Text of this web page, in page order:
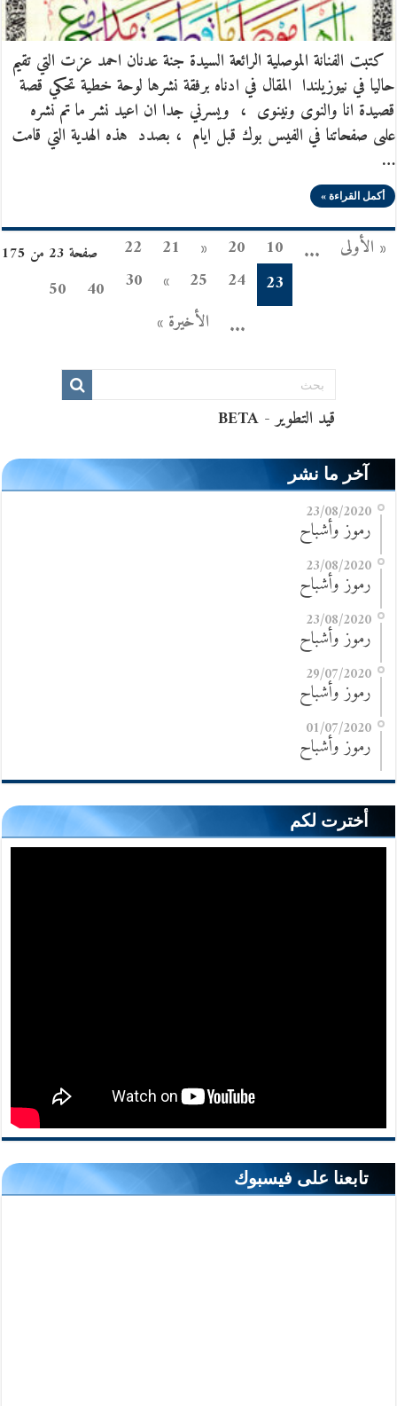
كتبت الفنانة الموصلية الرائعة السيدة جنة عدنان احمد عزت التي تقيم
حاليا في نيوزيلندا المقال في ادناه برفقة نشرها لوحة خطية تحكي قصة
قصيدة انا والنوى ونينوى ، ويسرني جدا ان اعيد نشر ما تم نشره
علىى صفحاتنا في الفيس بوك قبل ايام ، بصدد هذه الهدية التي قامت
…
أكمل القراءة »
صفحة 23 من 175 « الأولى ...
10
20
«
21
22
23
24
25
»
30
40
50
...
الأخيرة »
آخر ما نشر
23/08/2020
رموز وأشباح
23/08/2020
رموز وأشباح
23/08/2020
رموز وأشباح
29/07/2020
رموز وأشباح
01/07/2020
رموز وأشباح
أخترت لكم
تابعنا على فيسبوك